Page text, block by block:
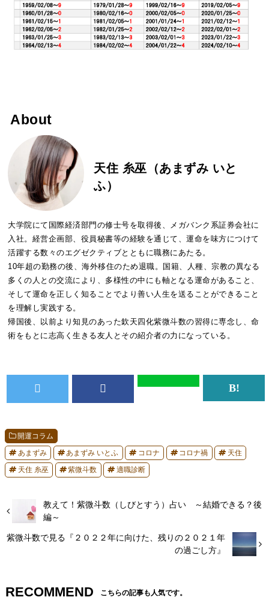
About
天住 糸巫（あまずみ いと
ふ）
大学院にて国際経済部門の修士号を取得後、メガバンク系証券会社に
入社。経営企画部、役員秘書等の経験を通じて、運命を味方につけて
活躍する数々のエグゼクティブとともに職務にあたる。
10年超の勤務の後、海外移住のため退職。国籍、人種、宗教の異なる
多くの人との交流により、多様性の中にも軸となる運命があること、
そして運命を正しく知ることでより善い人生を送ることができること
を理解し実践する。
帰国後、以前より知見のあった欽天四化紫微斗数の習得に専念し、命
術をもとに志高く生きる友人とその紹介者の力になっている。
開運コラム
あまずみ あまずみ いとふ コロナ コロナ禍 天住
天住 糸巫 紫微斗数 適職診断
教えて！紫微斗数（しびとすう）占い ～結婚できる？後
編～
紫微斗数で見る『２０２２年に向けた、残りの２０２１年
の過ごし方』
RECOMMEND こちらの記事も人気です。